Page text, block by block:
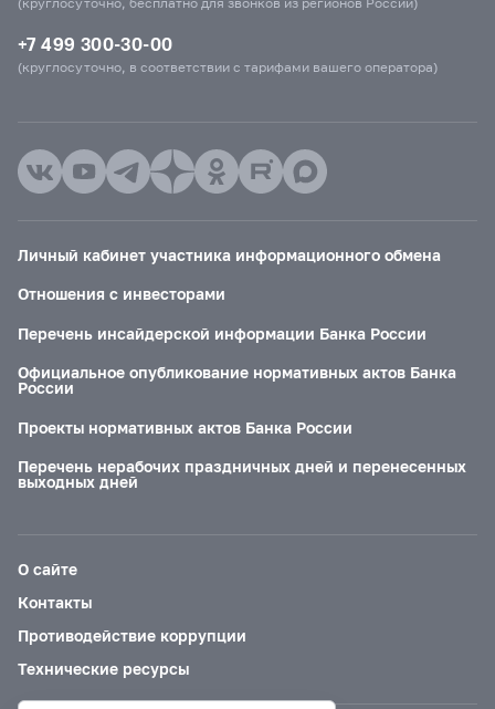
+7 499 300-30-00
(круглосуточно, в соответствии с тарифами вашего оператора)
Личный кабинет участника информационного обмена
Отношения с инвесторами
Перечень инсайдерской информации Банка России
Официальное опубликование нормативных актов Банка
России
Проекты нормативных актов Банка России
Перечень нерабочих праздничных дней и перенесенных
выходных дней
О сайте
Контакты
Противодействие коррупции
Технические ресурсы